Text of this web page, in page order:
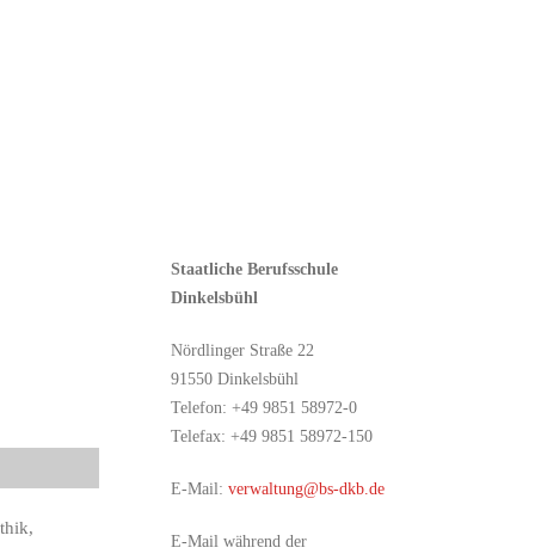
Staatliche Berufsschule
Dinkelsbühl
Nördlinger Straße 22
91550 Dinkelsbühl
Telefon: +49 9851 58972-0
Telefax: +49 9851 58972-150
E-Mail:verwaltung@bs-dkb.de
E-Mail während der